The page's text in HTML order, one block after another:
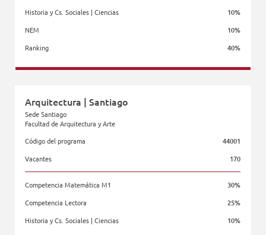
Historia y Cs. Sociales | Ciencias 10%
NEM 10%
Ranking 40%
Facultad de Arquitectura y Arte
Arquitectura | Santiago
Sede Santiago
Facultad de Arquitectura y Arte
Código del programa
44001
Vacantes 170
Competencia Matemática M1 30%
Competencia Lectora 25%
Historia y Cs. Sociales | Ciencias 10%